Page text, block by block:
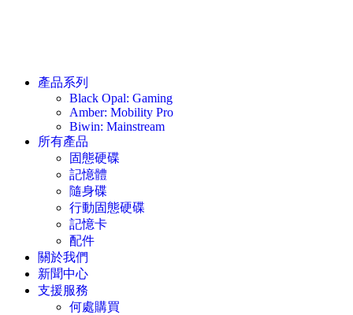
產品系列
Black Opal: Gaming
Amber: Mobility Pro
Biwin: Mainstream
所有產品
固態硬碟
記憶體
隨身碟
行動固態硬碟
記憶卡
配件
關於我們
新聞中心
支援服務
何處購買